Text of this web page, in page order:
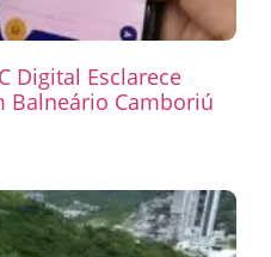
Digital Esclarece
Balneário Camboriú